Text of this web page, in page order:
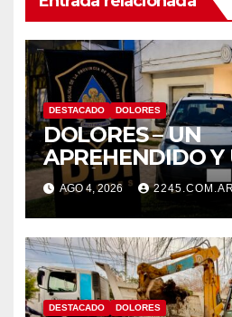
DESTACADO DOLORES
DOLORES – UN
APREHENDIDO Y
VEHÍCULO
TRAS DISPAROS
AGO 4, 2026 2245.COM.AR
DESTACADO DOLORES